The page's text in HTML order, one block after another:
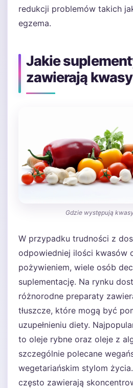
redukcji problemów takich
egzema.
Jakie
zawierają
Gdzie występują
W przypadku trudności z
odpowiedniej ilości kwasów
pożywieniem, wiele osób
suplementację. Na rynku
różnorodne preparaty
tłuszcze, które mogą być
uzupełnieniu diety.
to oleje rybne oraz oleje z
szczególnie polecane
wegetariańskim stylom
często zawierają